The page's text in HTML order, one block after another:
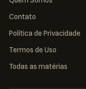
Contato
Política de Privacidade
Termos de Uso
Todas as matérias